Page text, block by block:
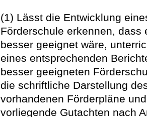
(1) Lässt die Entwicklung
Förderschule erkennen,
besser geeignet wäre,
eines entsprechenden
besser geeigneten
die schriftliche Darstellung
vorhandenen Förderpläne
vorliegende Gutachten nach